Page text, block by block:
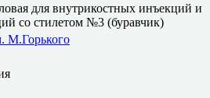
для внутрикостных инъекций и
со стилетом №3 (буравчик)